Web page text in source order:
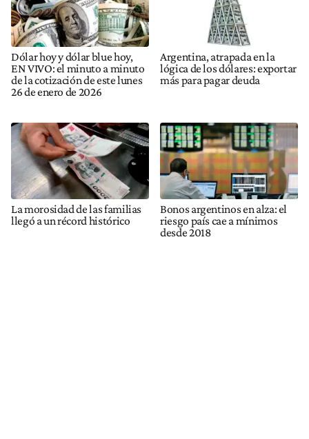
Dólar hoy y dólar blue hoy,
EN VIVO: el minuto a minuto
de la cotización de este lunes
26 de enero de 2026
Argentina, atrapada en la
lógica de los dólares: exportar
más para pagar deuda
La morosidad de las familias
llegó a un récord histórico
Bonos argentinos en alza: el
riesgo país cae a mínimos
desde 2018